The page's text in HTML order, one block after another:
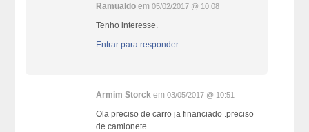
Ramualdo em05/02/2017 @ 10:08
Tenho interesse.
Entrar para responder.
Armim Storck em03/05/2017 @ 10:51
Ola preciso de carro ja financiado .preciso
de camionete